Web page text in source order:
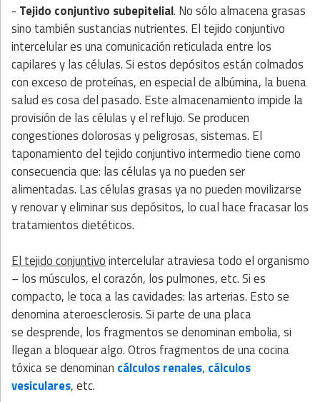
- Tejido conjuntivo subepitelial. No sólo almacena grasas
sino también sustancias nutrientes. El tejido conjuntivo
intercelular es una comunicación reticulada entre los
capilares y las células. Si estos depósitos están colmados
con exceso de proteínas, en especial de albúmina, la buena
salud es cosa del pasado. Este almacenamiento impide la
provisión de las células y el reflujo. Se producen
congestiones dolorosas y peligrosas, sistemas. El
taponamiento del tejido conjuntivo intermedio tiene como
consecuencia que: las células ya no pueden ser
alimentadas. Las células grasas ya no pueden movilizarse
y renovar y eliminar sus depósitos, lo cual hace fracasar los
tratamientos dietéticos.
El tejido conjuntivointercelular atraviesa todo el organismo
– los músculos, el corazón, los pulmones, etc. Si es
compacto, le toca a las cavidades: las arterias. Esto se
denomina ateroesclerosis. Si parte de una placa
se desprende, los fragmentos se denominan embolia, si
llegan a bloquear algo. Otros fragmentos de una cocina
tóxica se denominan cálculos renales, cálculos
vesiculares, etc.